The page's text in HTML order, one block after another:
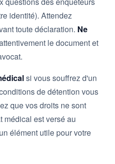
identité). Attendez
toute déclaration. Ne
le document et
si vous souffrez d'un
de détention vous
que vos droits ne sont
médical est versé au
élément utile pour votre